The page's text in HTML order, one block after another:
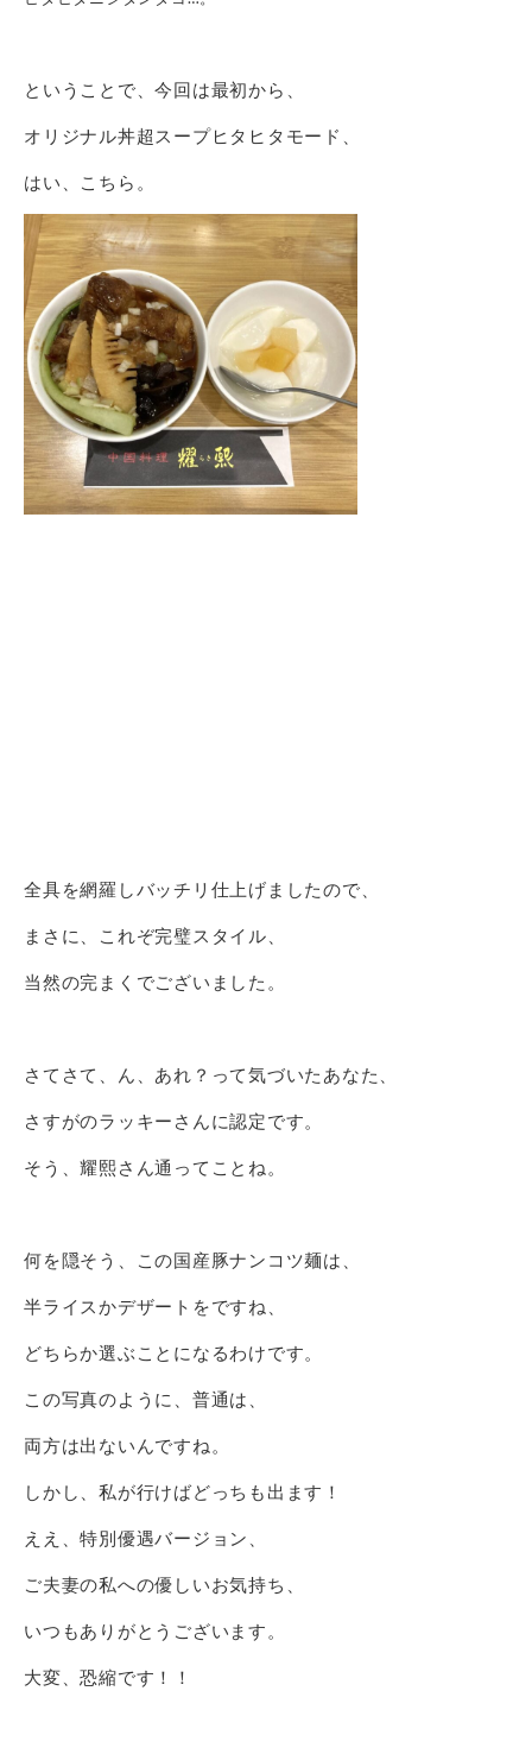
ということで、今回は最初から、
オリジナル丼超スープヒタヒタモード、
はい、こちら。
全具を網羅しバッチリ仕上げましたので、
まさに、これぞ完璧スタイル、
当然の完まくでございました。
さてさて、ん、あれ？って気づいたあなた、
さすがのラッキーさんに認定です。
そう、耀熙さん通ってことね。
何を隠そう、この国産豚ナンコツ麺は、
半ライスかデザートをですね、
どちらか選ぶことになるわけです。
この写真のように、普通は、
両方は出ないんですね。
しかし、私が行けばどっちも出ます！
ええ、特別優遇バージョン、
ご夫妻の私への優しいお気持ち、
いつもありがとうございます。
大変、恐縮です！！